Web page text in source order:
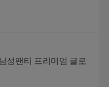
성팬티 프리미엄 글로